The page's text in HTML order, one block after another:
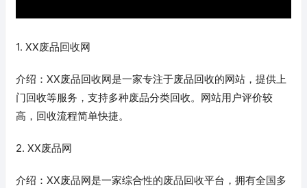
1. XX废品回收网
介绍：XX废品回收网是一家专注于废品回收的网站，提供上
门回收等服务，支持多种废品分类回收。网站用户评价较
高，回收流程简单快捷。
2. XX废品网
介绍：XX废品网是一家综合性的废品回收平台，拥有全国多